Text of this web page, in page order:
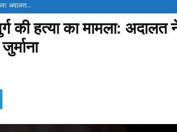
अदालत...
की हत्या का मामला: